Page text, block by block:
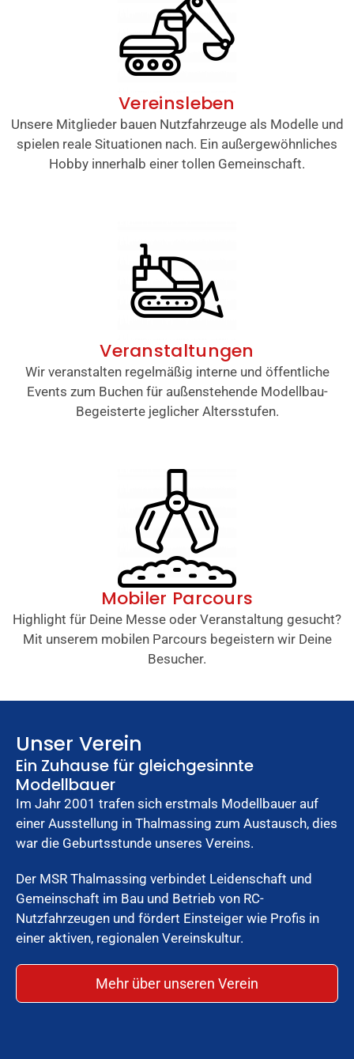
Vereinsleben
Unsere Mitglieder bauen Nutzfahrzeuge als Modelle und
spielen reale Situationen nach. Ein außergewöhnliches
Hobby innerhalb einer tollen Gemeinschaft.
Veranstaltungen
Wir veranstalten regelmäßig interne und öffentliche
Events zum Buchen für außenstehende Modellbau-
Begeisterte jeglicher Altersstufen.
Mobiler Parcours
Highlight für Deine Messe oder Veranstaltung gesucht?
Mit unserem mobilen Parcours begeistern wir Deine
Besucher.
Unser Verein
Ein Zuhause für gleichgesinnte
Modellbauer
Im Jahr 2001 trafen sich erstmals Modellbauer auf
einer Ausstellung in Thalmassing zum Austausch, dies
war die Geburtsstunde unseres Vereins.
Der MSR Thalmassing verbindet Leidenschaft und
Gemeinschaft im Bau und Betrieb von RC-
Nutzfahrzeugen und fördert Einsteiger wie Profis in
einer aktiven, regionalen Vereinskultur.
Mehr über unseren Verein